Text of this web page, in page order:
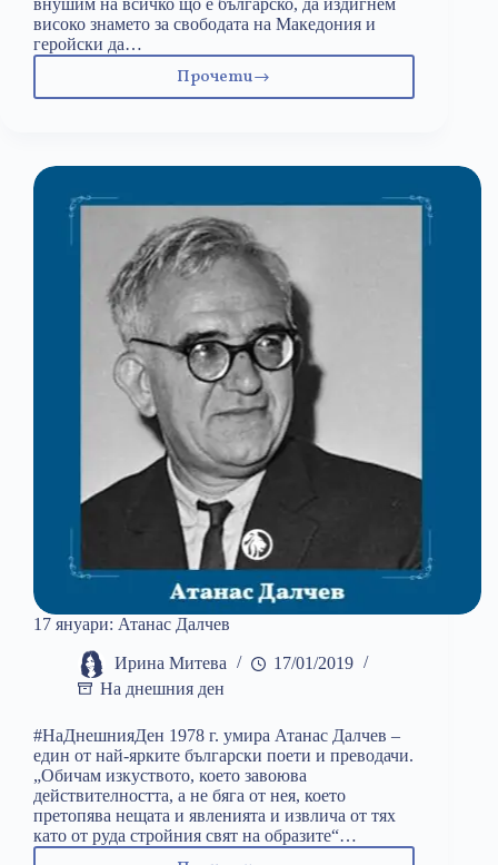
внушим на всичко що е българско, да издигнем
високо знамето за свободата на Македония и
геройски да…
Прочети
16
17 януари: Атанас Далчев
Ирина Митева
17/01/2019
На днешния ден
#НаДнешнияДен 1978 г. умира Атанас Далчев –
един от най-ярките български поети и преводачи.
„Обичам изкуството, което завоюва
действителността, а не бяга от нея, което
претопява нещата и явленията и извлича от тях
като от руда стройния свят на образите“…